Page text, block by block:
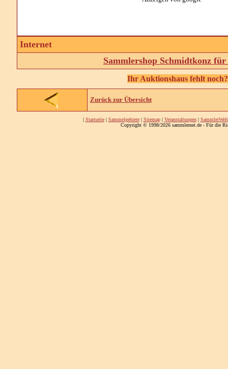
Internet
Sammlershop Schmidtkonz
Ihr Auktionshaus fehlt
Zurück zur Übersicht
| Startseite| Sammelgebiete| Sitemap| Veranstaltungen| SammlerWelt
Copyright © 1998/2026 sammlernet.de - Für die